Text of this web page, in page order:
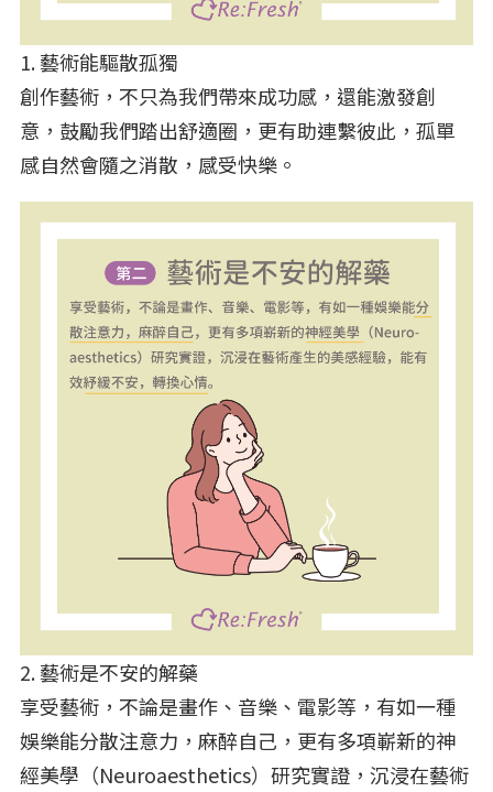
1. 藝術能驅散孤獨
創作藝術，不只為我們帶來成功感，還能激發創
意，鼓勵我們踏出舒適圈，更有助連繫彼此，孤單
感自然會隨之消散，感受快樂。
2. 藝術是不安的解藥
享受藝術，不論是畫作、音樂、電影等，有如一種
娛樂能分散注意力，麻醉自己，更有多項嶄新的神
經美學（Neuroaesthetics）研究實證，沉浸在藝術